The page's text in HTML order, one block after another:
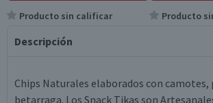
Producto sin calificar Producto
Descripción
Chips Naturales elaborados con camotes,
betarraga. Los Snack Tikas son